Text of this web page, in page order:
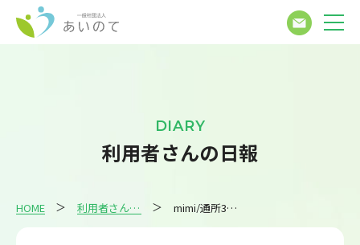
DIARY
利用者さんの日報
HOME 利用者さんの日報 mimi/通所313日目/千葉のIT・Web・デザイン就労継続支援B型あいのてOne＆Only IT 日報